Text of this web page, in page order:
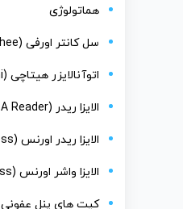
هماتولوژی
سل کانتر اورفی (Orphee)
اتوآنالایزر هیتاچی (Hitachi)
الایزا ریدر (ELISA Reader)
الایزا ریدر اورنس (Awareness)
الایزا واشر اورنس (Awareness)
کیت های پنل عفونی